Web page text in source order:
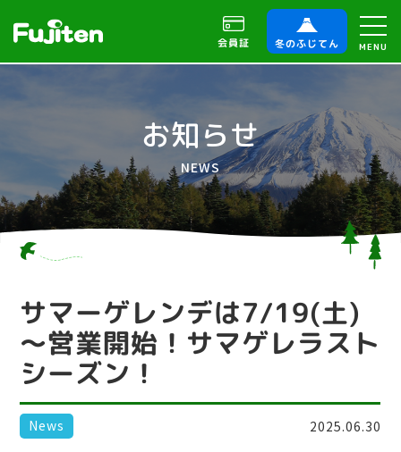
会員証 冬のふじてん MENU
お知らせ
NEWS
サマーゲレンデは7/19(土)
～営業開始！サマゲレラスト
シーズン！
News 2025.06.30